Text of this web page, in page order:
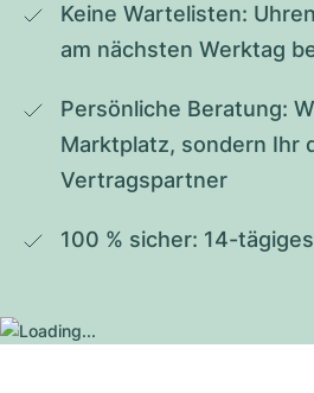
Keine Wartelisten:
am nächsten Werktag
Persönliche Beratung:
Marktplatz, sondern Ihr
Vertragspartner
100 % sicher: 14-